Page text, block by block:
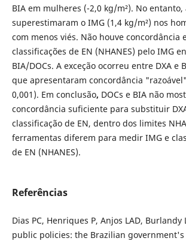
BIA em mulheres (-2,0 kg/m²). No entanto,
superestimaram o IMG (1,4 kg/m²) nos
com menos viés. Não houve concordância
classificações de EN (NHANES) pelo IMG
BIA/DOCs. A exceção ocorreu entre DXA e
que apresentaram concordância
0,001). Em conclusão, DOCs e BIA não
concordância suficiente para substituir
classificação de EN, dentro dos limites
ferramentas diferem para medir IMG e
de EN (NHANES).
Referências
Dias PC, Henriques P, Anjos LAD, Burlandy
public policies: the Brazilian